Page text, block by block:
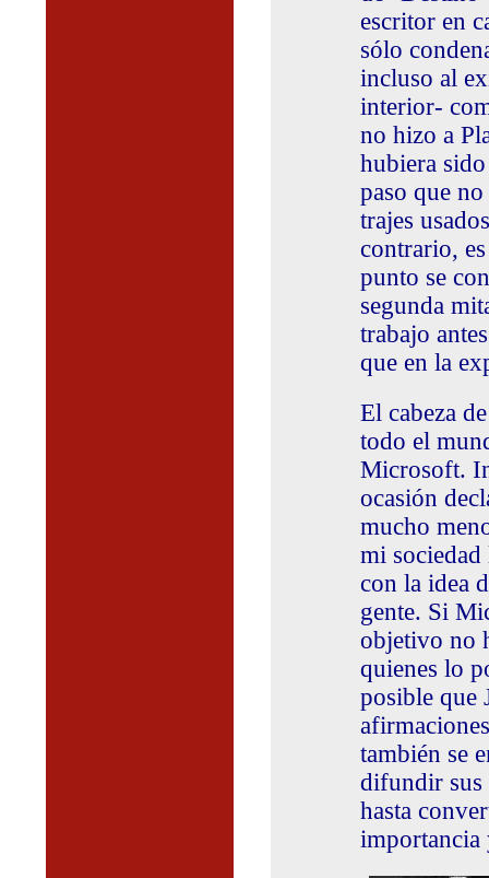
escritor en
sólo
incluso al
interior-
no hizo a
hubiera
paso que
trajes
contrario,
punto se
segunda
trabajo
que en la
El cabeza
todo el
Microsoft.
ocasión
mucho
mi sociedad
con la idea
gente. Si
objetivo no
quienes lo
posible que
también se
difundir sus
hasta
importancia